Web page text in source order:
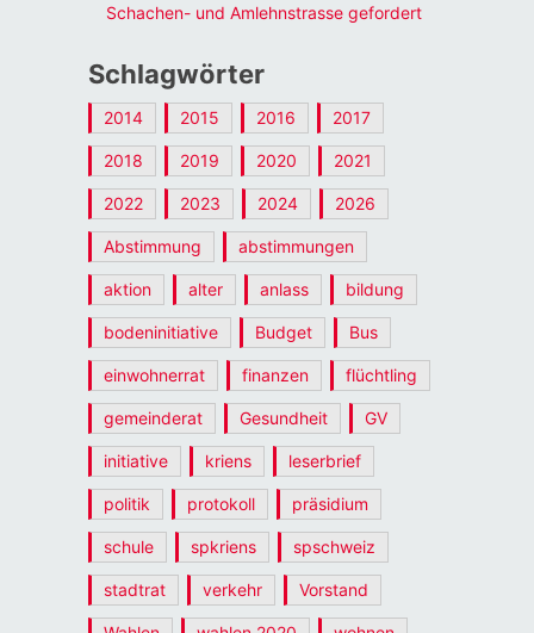
Schachen- und Amlehnstrasse gefordert
Schlagwörter
2014 2015 2016 2017
2018 2019 2020 2021
2022 2023 2024 2026
Abstimmung abstimmungen
aktion alter anlass bildung
bodeninitiative Budget Bus
einwohnerrat finanzen flüchtling
gemeinderat Gesundheit GV
initiative kriens leserbrief
politik protokoll präsidium
schule spkriens spschweiz
stadtrat verkehr Vorstand